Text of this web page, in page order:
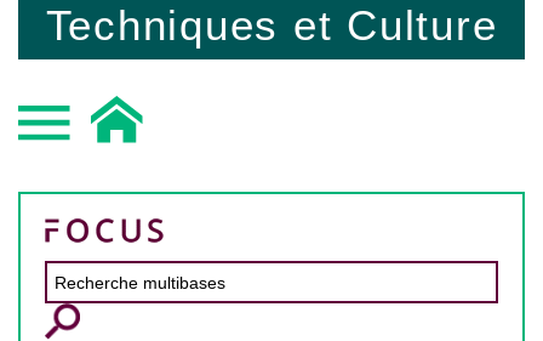
Techniques et Culture